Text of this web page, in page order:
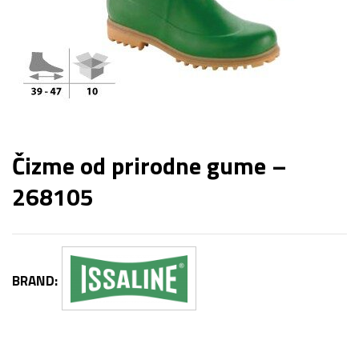
Čizme od prirodne gume –
268105
BRAND: